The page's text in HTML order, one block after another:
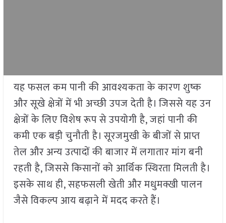
यह फसल कम पानी की आवश्यकता के कारण शुष्क
और सूखे क्षेत्रों में भी अच्छी उपज देती है। जिससे यह उन
क्षेत्रों के लिए विशेष रूप से उपयोगी है, जहां पानी की
कमी एक बड़ी चुनौती है। सूरजमुखी के बीजों से प्राप्त
तेल और अन्य उत्पादों की बाजार में लगातार मांग बनी
रहती है, जिससे किसानों को आर्थिक स्थिरता मिलती है।
इसके साथ ही, सहफसली खेती और मधुमक्खी पालन
जैसे विकल्प आय बढ़ाने में मदद करते हैं।